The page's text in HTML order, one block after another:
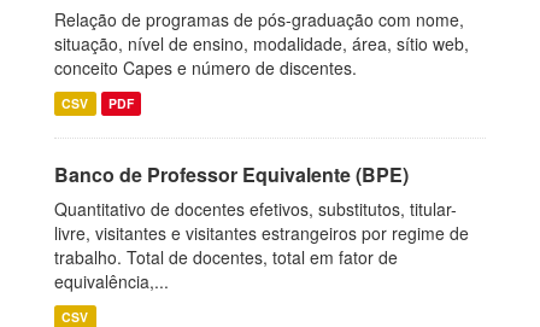
Relação de programas de pós-graduação com nome,
situação, nível de ensino, modalidade, área, sítio web,
conceito Capes e número de discentes.
CSV PDF
Banco de Professor Equivalente (BPE)
Quantitativo de docentes efetivos, substitutos, titular-
livre, visitantes e visitantes estrangeiros por regime de
trabalho. Total de docentes, total em fator de
equivalência,...
CSV